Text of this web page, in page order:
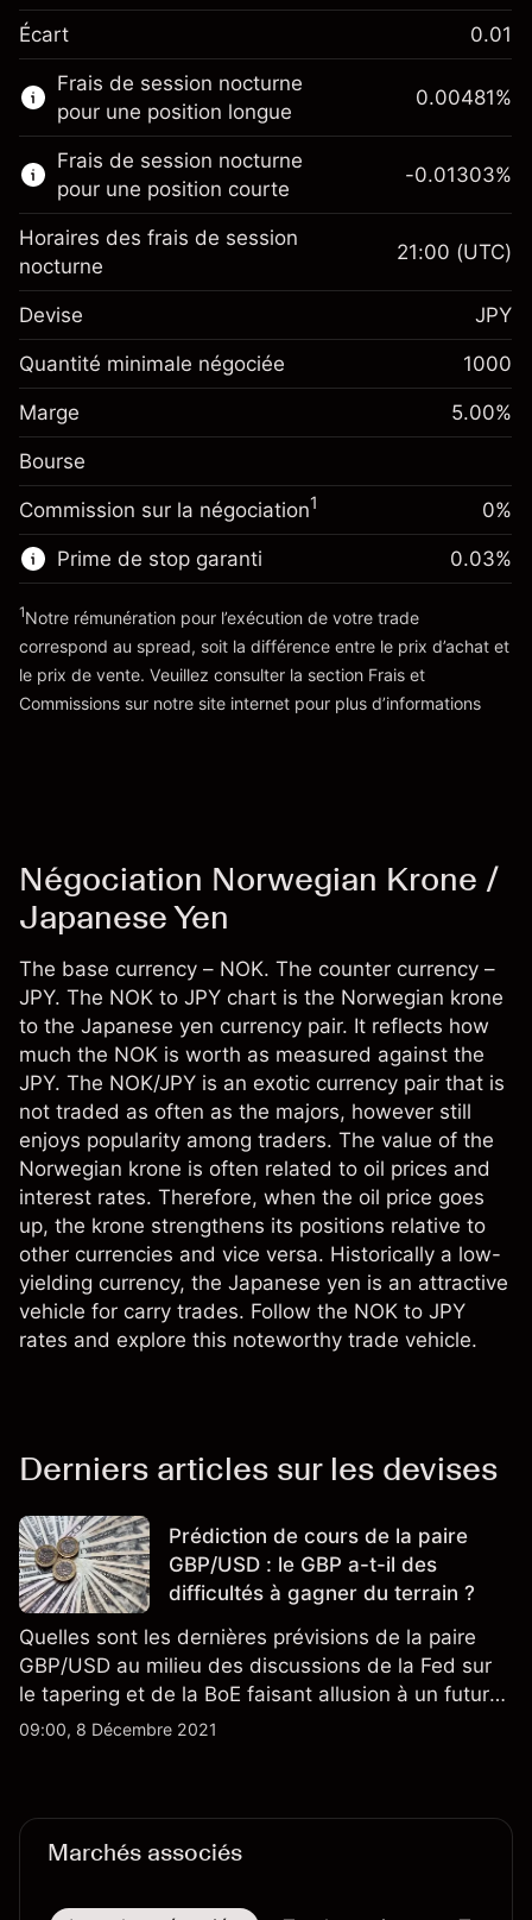
Ce marché financier est disponible pour le
trading de CFD.
En savoir plus sur :
CFD
Écart 0.01
Frais de session nocturne
pour une position longue
Marge. Votre
investissement
Ajustement des fonds de
Frais sur la valeur totale de la
position
0.00481%
(¥1)
Taille de la position avec effet de levier
Valeur nominale avec effet de levier
~¥19,000
Vers la plateforme
0.00481%
Frais de session nocturne
pour une position courte
Marge. Votre
¥1,000
Ajustement des fonds de
overnight
Frais sur la valeur totale de la
position
%
Taille de la position avec effet de levier
Valeur nominale avec effet de levier
~ ¥19,000
-0.01303%
Horaires des frais de session
nocturne
21:00 (UTC)
Devise JPY
Quantité minimale négociée 1000
Marge 5.00%
Bourse
Commission sur la négociation1 0%
Prime de stop garanti
'Tarifs et Frais
0.03%
1Notre rémunération pour l’exécution de votre trade
correspond au spread, soit la différence entre le prix d’achat et
le prix de vente. Veuillez consulter la section Frais et
Commissions sur notre site internet pour plus d’informations
Négociation Norwegian Krone /
Japanese Yen
The base currency – NOK. The counter currency –
JPY. The NOK to JPY chart is the Norwegian krone
to the Japanese yen currency pair. It reflects how
much the NOK is worth as measured against the
JPY. The NOK/JPY is an exotic currency pair that is
not traded as often as the majors, however still
enjoys popularity among traders. The value of the
Norwegian krone is often related to oil prices and
interest rates. Therefore, when the oil price goes
up, the krone strengthens its positions relative to
other currencies and vice versa. Historically a low-
yielding currency, the Japanese yen is an attractive
vehicle for carry trades. Follow the NOK to JPY
rates and explore this noteworthy trade vehicle.
Derniers articles sur les devises
Prédiction de cours de la paire
GBP/USD : le GBP a-t-il des
difficultés à gagner du terrain ?
Quelles sont les dernières prévisions de la paire
GBP/USD au milieu des discussions de la Fed sur
le tapering et de la BoE faisant allusion à un futur
resserrement ?
09:00, 8 Décembre 2021
Marchés associés